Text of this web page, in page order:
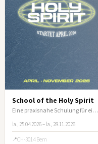
School of the Holy Spirit
Eine praxisnahe Schulung für ein vom Heiligen Geist geleitetes Leben
la., 25.04.2026 – la., 28.11.2026
CH-3014 Bern